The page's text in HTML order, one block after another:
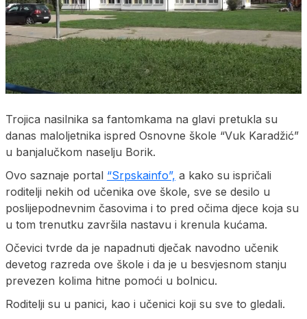
Trojica nasilnika sa fantomkama na glavi pretukla su
danas maloljetnika ispred Osnovne škole “Vuk Karadžić”
u banjalučkom naselju Borik.
Ovo saznaje portal “Srpskainfo”, a kako su ispričali
roditelji nekih od učenika ove škole, sve se desilo u
poslijepodnevnim časovima i to pred očima djece koja su
u tom trenutku završila nastavu i krenula kućama.
Očevici tvrde da je napadnuti dječak navodno učenik
devetog razreda ove škole i da je u besvjesnom stanju
prevezen kolima hitne pomoći u bolnicu.
Roditelji su u panici, kao i učenici koji su sve to gledali.